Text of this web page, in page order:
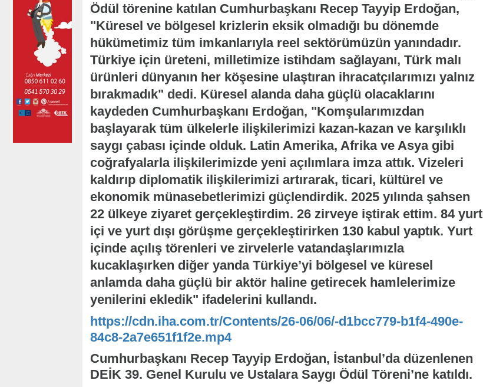
Ödül törenine katılan Cumhurbaşkanı Recep Tayyip Erdoğan,
"Küresel ve bölgesel krizlerin eksik olmadığı bu dönemde
hükümetimiz tüm imkanlarıyla reel sektörümüzün yanındadır.
Türkiye için üreteni, milletimize istihdam sağlayanı, Türk malı
ürünleri dünyanın her köşesine ulaştıran ihracatçılarımızı yalnız
bırakmadık" dedi. Küresel alanda daha güçlü olacaklarını
kaydeden Cumhurbaşkanı Erdoğan, "Komşularımızdan
başlayarak tüm ülkelerle ilişkilerimizi kazan-kazan ve karşılıklı
saygı çabası içinde olduk. Latin Amerika, Afrika ve Asya gibi
coğrafyalarla ilişkilerimizde yeni açılımlara imza attık. Vizeleri
kaldırıp diplomatik ilişkilerimizi artırarak, ticari, kültürel ve
ekonomik münasebetlerimizi güçlendirdik. 2025 yılında şahsen
22 ülkeye ziyaret gerçekleştirdim. 26 zirveye iştirak ettim. 84 yurt
içi ve yurt dışı görüşme gerçekleştirirken 130 kabul yaptık. Yurt
içinde açılış törenleri ve zirvelerle vatandaşlarımızla
kucaklaşırken diğer yanda Türkiye’yi bölgesel ve küresel
anlamda daha güçlü bir aktör haline getirecek hamlelerimize
yenilerini ekledik" ifadelerini kullandı.
https://cdn.iha.com.tr/Contents/26-06/06/-d1bcc779-b1f4-490e-
84c8-2a7e651f1f2e.mp4
Cumhurbaşkanı Recep Tayyip Erdoğan, İstanbul’da düzenlenen
DEİK 39. Genel Kurulu ve Ustalara Saygı Ödül Töreni’ne katıldı.